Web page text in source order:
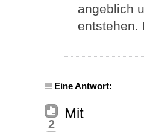
angeblich
entstehen.
Eine Antwort:
2
Mit